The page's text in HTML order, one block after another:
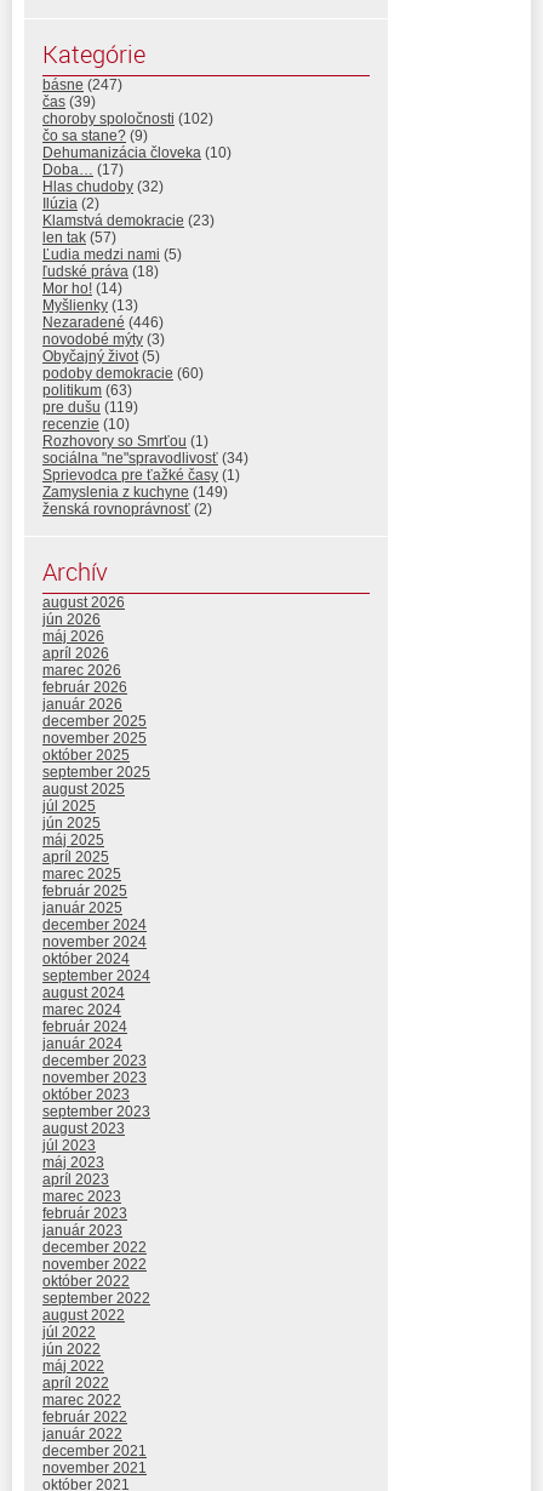
Kategórie
básne (247)
čas (39)
choroby spoločnosti (102)
čo sa stane? (9)
Dehumanizácia človeka (10)
Doba… (17)
Hlas chudoby (32)
Ilúzia (2)
Klamstvá demokracie (23)
len tak (57)
Ľudia medzi nami (5)
ľudské práva (18)
Mor ho! (14)
Myšlienky (13)
Nezaradené (446)
novodobé mýty (3)
Obyčajný život(5)
podoby demokracie (60)
politikum (63)
pre dušu (119)
recenzie (10)
Rozhovory so Smrťou (1)
sociálna "ne"spravodlivosť (34)
Sprievodca pre ťažké časy (1)
Zamyslenia z kuchyne (149)
ženská rovnoprávnosť (2)
Archív
august 2026
jún 2026
máj 2026
apríl 2026
marec 2026
február 2026
január 2026
december 2025
november 2025
október 2025
september 2025
august 2025
júl 2025
jún 2025
máj 2025
apríl 2025
marec 2025
február 2025
január 2025
december 2024
november 2024
október 2024
september 2024
august 2024
marec 2024
február 2024
január 2024
december 2023
november 2023
október 2023
september 2023
august 2023
júl 2023
máj 2023
apríl 2023
marec 2023
február 2023
január 2023
december 2022
november 2022
október 2022
september 2022
august 2022
júl 2022
jún 2022
máj 2022
apríl 2022
marec 2022
február 2022
január 2022
december 2021
november 2021
október 2021